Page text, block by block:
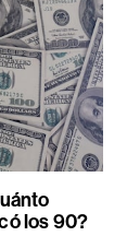
los 90?